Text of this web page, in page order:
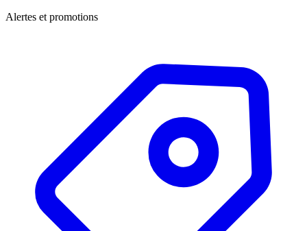
Alertes et promotions